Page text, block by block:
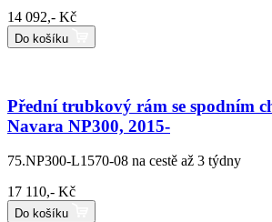
14 092,- Kč
Do košíku
Přední trubkový rám se spodním
Navara NP300, 2015-
75.NP300-L1570-08 na cestě až 3 týdny
17 110,- Kč
Do košíku